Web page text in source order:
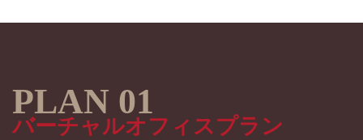
バーチャルオフィスプラン